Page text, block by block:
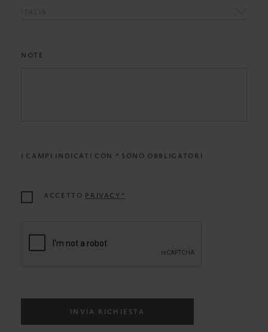
NOTE
I CAMPI INDICATI CON * SONO OBBLIGATORI
ACCETTO PRIVACY*
INVIA RICHIESTA